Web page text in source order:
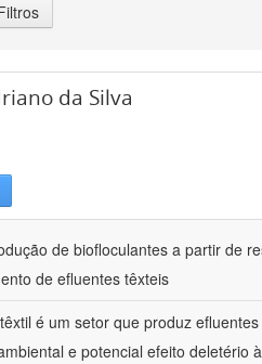
da Silva
de biofloculantes a partir de
de efluentes têxteis
é um setor que produz
e potencial efeito deletério